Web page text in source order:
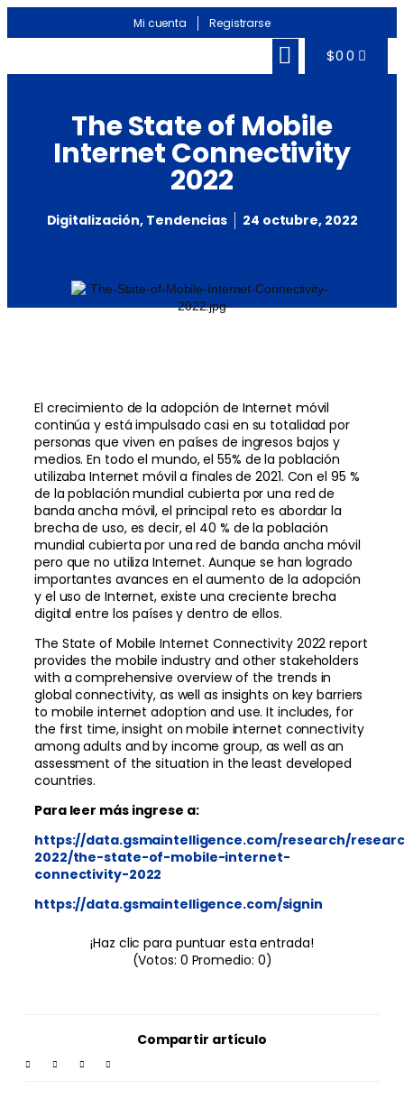
Mi cuenta Registrarse
$0 0
The State of Mobile
Internet Connectivity
2022
Digitalización, Tendencias 24 octubre, 2022
El crecimiento de la adopción de Internet móvil
continúa y está impulsado casi en su totalidad por
personas que viven en países de ingresos bajos y
medios. En todo el mundo, el 55% de la población
utilizaba Internet móvil a finales de 2021. Con el 95 %
de la población mundial cubierta por una red de
banda ancha móvil, el principal reto es abordar la
brecha de uso, es decir, el 40 % de la población
mundial cubierta por una red de banda ancha móvil
pero que no utiliza Internet. Aunque se han logrado
importantes avances en el aumento de la adopción
y el uso de Internet, existe una creciente brecha
digital entre los países y dentro de ellos.
The State of Mobile Internet Connectivity 2022 report
provides the mobile industry and other stakeholders
with a comprehensive overview of the trends in
global connectivity, as well as insights on key barriers
to mobile internet adoption and use. It includes, for
the first time, insight on mobile internet connectivity
among adults and by income group, as well as an
assessment of the situation in the least developed
countries.
Para leer más ingrese a:
https://data.gsmaintelligence.com/research/
2022/the-state-of-mobile-internet-
connectivity-2022
https://data.gsmaintelligence.com/signin
¡Haz clic para puntuar esta entrada!
(Votos: 0 Promedio: 0)
Compartir artículo